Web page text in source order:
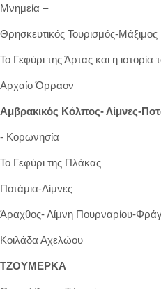
Μνημεία –
Θρησκευτικός Τουρισμός-Μάξιμος
Το Γεφύρι της Άρτας και η ιστορία
Αρχαίο Όρραον
Αμβρακικός Κόλπος- Λίμνες-
- Κορωνησία
Το Γεφύρι της Πλάκας
Ποτάμια-Λίμνες
Άραχθος- Λίμνη Πουρναρίου-
Κοιλάδα Αχελώου
ΤΖΟΥΜΕΡΚΑ